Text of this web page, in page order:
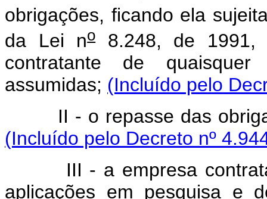
obrigações, ficando ela
da Lei no8.248, de 1991,
contratante de quaisquer
assumidas; (Incluído pelo
II - o repasse das
(Incluído pelo Decreto nº
III - a empresa
aplicações em pesquisa e